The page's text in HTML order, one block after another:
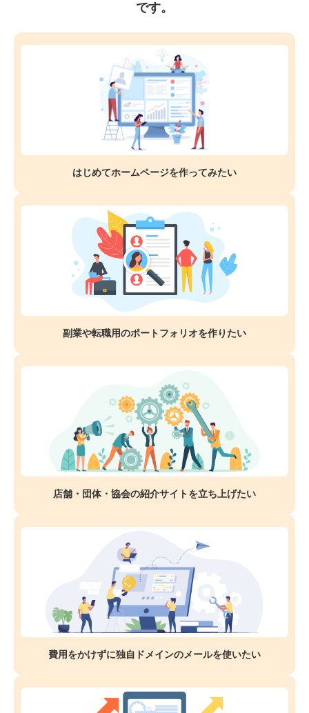
です。
はじめてホームページを作ってみたい
副業や転職用のポートフォリオを作りたい
店舗・団体・協会の紹介サイトを立ち上げたい
費用をかけずに独自ドメインのメールを使いたい